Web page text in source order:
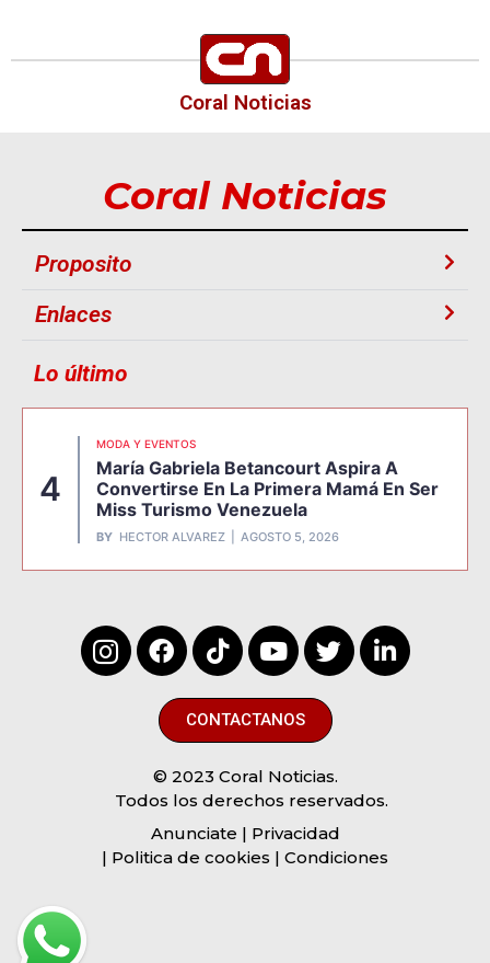
Coral Noticias
Coral Noticias
Proposito
Enlaces
Lo último
4
MODA Y EVENTOS
María Gabriela Betancourt Aspira A
Convertirse En La Primera Mamá En Ser
Miss Turismo Venezuela
BY HECTOR ALVAREZ AGOSTO 5, 2026
CONTACTANOS
© 2023 Coral Noticias.
Todos los derechos reservados.
Anunciate | Privacidad
| Politica de cookies | Condiciones